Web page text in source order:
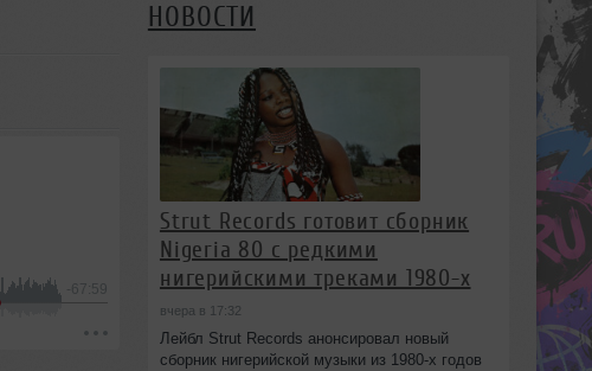
-67:59
НОВОСТИ
Strut Records готовит сборник
Nigeria 80 с редкими
нигерийскими треками 1980-х
вчера в 17:32
Лейбл Strut Records анонсировал новый
сборник нигерийской музыки из 1980-х годов